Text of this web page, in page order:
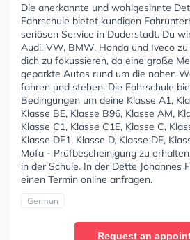
Die anerkannte und wohlgesinnte
Fahrschule bietet kundigen
seriösen Service in Duderstadt. Du
Audi, VW, BMW, Honda und Iveco
dich zu fokussieren, da eine große
geparkte Autos rund um die nahen
fahren und stehen. Die Fahrschule
Bedingungen um deine Klasse A1,
Klasse BE, Klasse B96, Klasse AM,
Klasse C1, Klasse C1E, Klasse C,
Klasse DE1, Klasse D, Klasse DE,
Mofa - Prüfbescheinigung zu
in der Schule. In der Dette Johannes
einen Termin online anfragen.
German
Request an